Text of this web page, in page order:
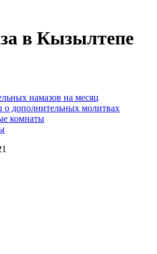
в Кызылтепе
намазов на месяц
о дополнительных молитвах
комнаты